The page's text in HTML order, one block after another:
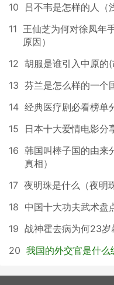
10
吕不韦是怎样的人（
11 王仙芝为何对徐凤年
原因）
12 胡服是谁引入中原的(
13 芬兰是怎么样的一个
14 经典医疗剧必看榜单
15
日本十大爱情电影分
16 韩国叫棒子国的由来
真相）
17 夜明珠是什么（夜明
18 中国十大功夫武术盘
19 战神霍去病为何23岁
20 我国的外交官是什